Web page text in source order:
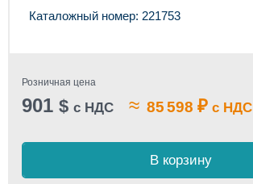
Каталожный номер: 221753
Розничная цена
901 $ с НДС ≈ 85 598 ₽ с НДС
В корзину